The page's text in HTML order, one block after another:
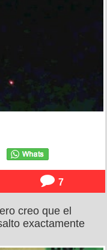
7
creo que el
exactamente